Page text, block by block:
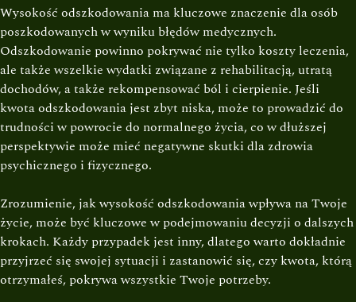
Wysokość odszkodowania ma kluczowe znaczenie dla osób
poszkodowanych w wyniku błędów medycznych.
Odszkodowanie powinno pokrywać nie tylko koszty leczenia,
ale także wszelkie wydatki związane z rehabilitacją, utratą
dochodów, a także rekompensować ból i cierpienie. Jeśli
kwota odszkodowania jest zbyt niska, może to prowadzić do
trudności w powrocie do normalnego życia, co w dłuższej
perspektywie może mieć negatywne skutki dla zdrowia
psychicznego i fizycznego.
Zrozumienie, jak wysokość odszkodowania wpływa na Twoje
życie, może być kluczowe w podejmowaniu decyzji o dalszych
krokach. Każdy przypadek jest inny, dlatego warto dokładnie
przyjrzeć się swojej sytuacji i zastanowić się, czy kwota, którą
otrzymałeś, pokrywa wszystkie Twoje potrzeby.